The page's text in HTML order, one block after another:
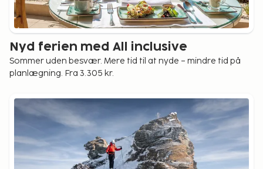
Nyd ferien med All inclusive
Sommer uden besvær. Mere tid til at nyde – mindre tid på
planlægning. Fra 3.305 kr.